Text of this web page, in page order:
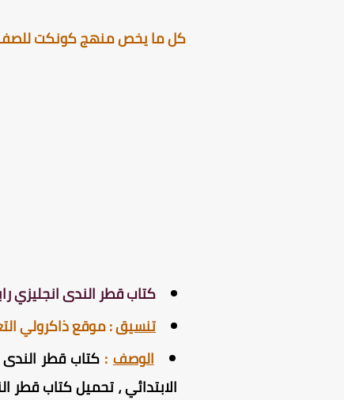
كل ما يخص منهج كونكت للصف
كتاب قطر الندى انجليزي
تنسيق:موقع ذاكرولي
الوصف: كتاب قطر الندى